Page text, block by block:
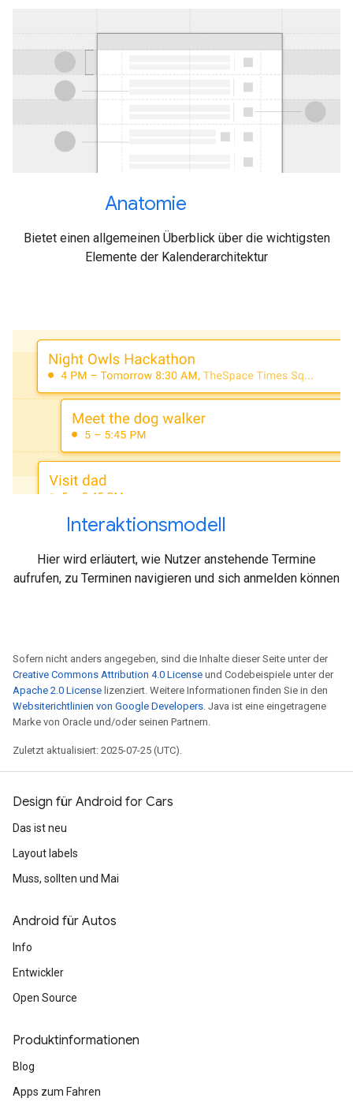
Anatomie
Bietet einen allgemeinen Überblick über die wichtigsten
Elemente der Kalenderarchitektur
Interaktionsmodell
Hier wird erläutert, wie Nutzer anstehende Termine
aufrufen, zu Terminen navigieren und sich anmelden können
Sofern nicht anders angegeben, sind die Inhalte dieser Seite unter der
Creative Commons Attribution 4.0 License und Codebeispiele unter der
Apache 2.0 License lizenziert. Weitere Informationen finden Sie in den
Websiterichtlinien von Google Developers. Java ist eine eingetragene
Marke von Oracle und/oder seinen Partnern.
Zuletzt aktualisiert: 2025-07-25 (UTC).
Design für Android for Cars
Das ist neu
Layout labels
Muss, sollten und Mai
Android für Autos
Info
Entwickler
Open Source
Produktinformationen
Blog
Apps zum Fahren